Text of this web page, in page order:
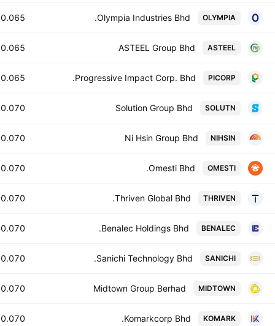
OLYMPIA
Olympia Industries Bhd.
0.065
ASTEEL
ASTEEL Group Bhd
0.065
PICORP
Progressive Impact Corp. Bhd.
0.065
SOLUTN
Solution Group Bhd
0.070
NIHSIN
Ni Hsin Group Bhd
0.070
OMESTI
Omesti Bhd.
0.070
THRIVEN
Thriven Global Bhd.
0.070
BENALEC
Benalec Holdings Bhd.
0.070
SANICHI
Sanichi Technology Bhd.
0.070
MIDTOWN
Midtown Group Berhad
0.070
KOMARK
Komarkcorp Bhd.
0.070